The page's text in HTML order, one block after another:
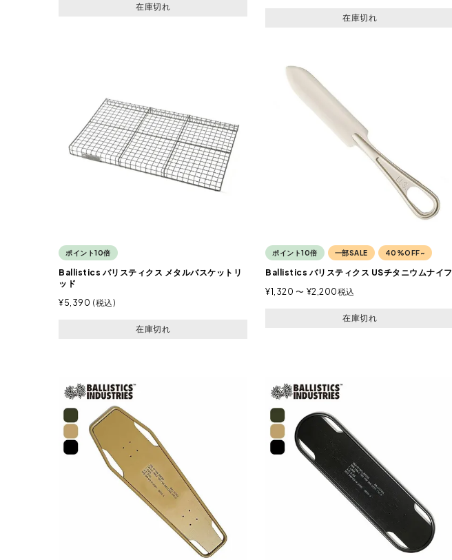
在庫切れ
在庫切れ
ポイント10倍
Ballistics バリスティクス メタルバスケットリ
ッド
¥5,390 税込
在庫切れ
ポイント10倍 一部SALE 40%OFF~
Ballistics バリスティクス USチタニウムナイフ
¥1,320 〜 ¥2,200税込
在庫切れ